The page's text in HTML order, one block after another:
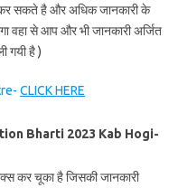
कर सकते है और अधिक जानकारी के
वहा से आप और भी जानकारी अर्जित
गयी है )
CLICK HERE
Bharti 2023 Kab Hogi-
कर चूका है जिसकी जानकारी